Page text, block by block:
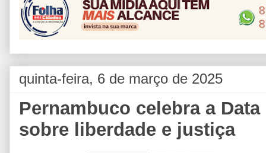
quinta-feira, 6 de março de 2025
Pernambuco celebra a
sobre liberdade e justiça